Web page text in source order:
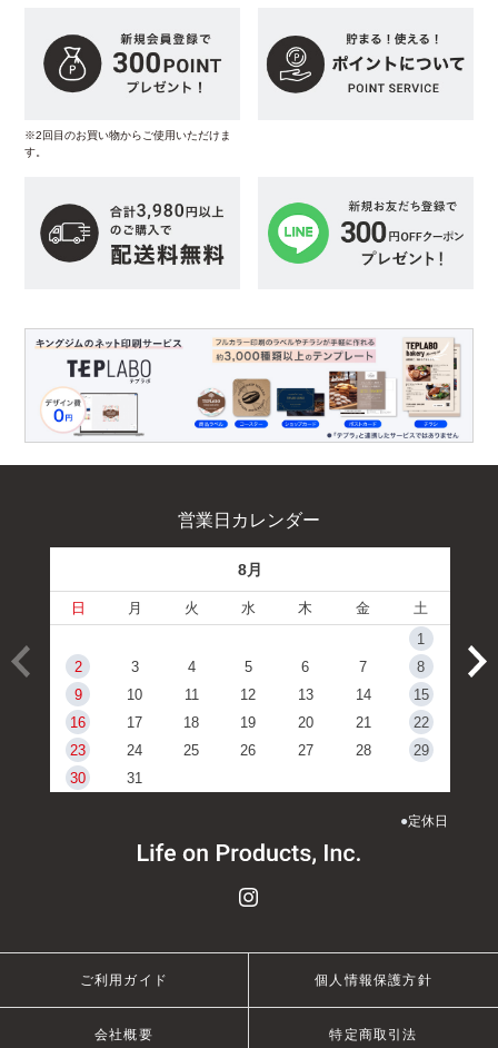
※2回目のお買い物からご使用いただけま
す。
営業日カレンダー
8月
日 月 火 水 木 金
土
1
2
3 4 5 6 7
8
9
10 11 12 13 14
15
16
17 18 19 20 21
22
23
24 25 26 27 28
29
30
31
●定休日
ご利用ガイド 個人情報保護方針
会社概要 特定商取引法